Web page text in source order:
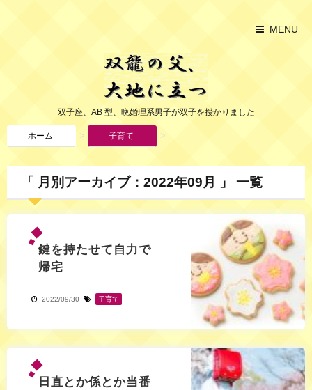
MENU
双子座、AB 型、晩婚理系男子が双子を授かりました
ホーム > 子育て >
「 月別アーカイブ：2022年09月 」 一覧
鍵を持たせて自力で
帰宅
2022/09/30 子育て
日直とか係とか当番